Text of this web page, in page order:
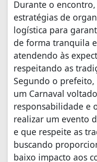
Durante o
estratégias de
logística para
de forma tranquila
atendendo às
respeitando as
Segundo o
um Carnaval
responsabilidade e
realizar um evento
e que respeite as
buscando
baixo impacto aos